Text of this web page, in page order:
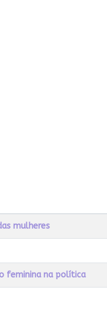
mulheres
feminina na política